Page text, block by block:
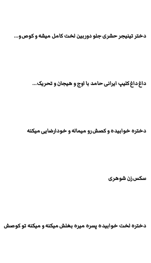
دختر تینیجر حشری جلو دوربین لخت کامل میشه و کوص و...
داغ داغ کلیپ ایرانی حامد با اوج و هیجان و تحریک...
دختره خوابیده و کصش رو میماله و خودارضایی میکنه
سکس زن شوهری
دختره لخت خوابیده پسره میره بغلش میکنه و میکنه تو کوصش